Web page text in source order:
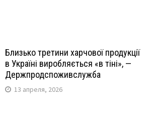
Близько третини харчової продукції
в Україні виробляється «в тіні», —
Держпродспоживслужба
13 апреля, 2026